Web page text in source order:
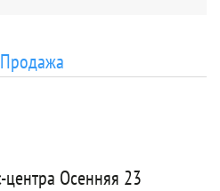
Продажа
центра Осенняя 23